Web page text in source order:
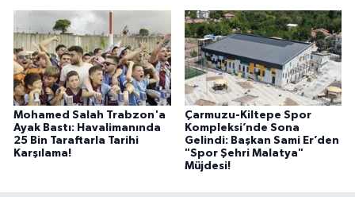
Mohamed Salah Trabzon'a
Ayak Bastı: Havalimanında
25 Bin Taraftarla Tarihi
Karşılama!
Çarmuzu-Kiltepe Spor
Kompleksi’nde Sona
Gelindi: Başkan Sami Er’den
"Spor Şehri Malatya"
Müjdesi!